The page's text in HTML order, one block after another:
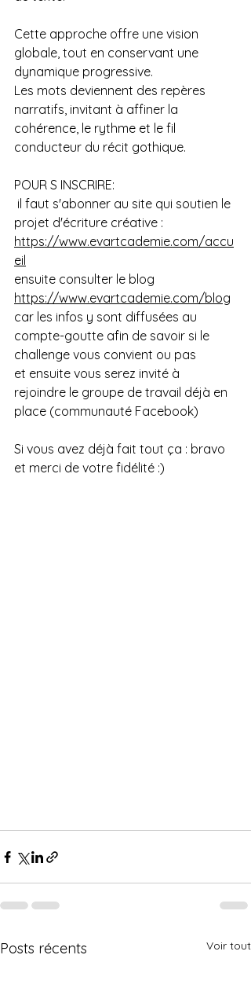
Cette approche offre une vision
globale, tout en conservant une
dynamique progressive.
Les mots deviennent des repères
narratifs, invitant à affiner la
cohérence, le rythme et le fil
conducteur du récit gothique.
POUR S INSCRIRE:
projet d'écriture créative :
https://www.evartcademie.com/accu
eil
ensuite consulter le blog
https://www.evartcademie.com/blog
car les infos y sont diffusées au
compte-goutte afin de savoir si le
challenge vous convient ou pas
et ensuite vous serez invité à
rejoindre le groupe de travail déjà en
place (communauté Facebook)
Si vous avez déjà fait tout ça : bravo
et merci de votre fidélité :)
Posts récents Voir tout